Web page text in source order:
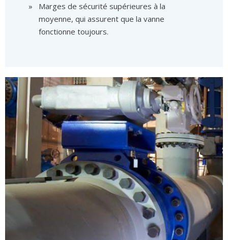
Marges de sécurité supérieures à la
moyenne, qui assurent que la vanne
fonctionne toujours.